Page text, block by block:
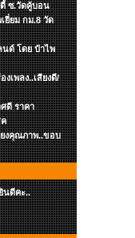
ซ.วัดคู้บอน
ยี่ยม กม.8 วัด
ด์ โดย ป๋าไพ
งเพลง..เสียงดี/
ดี ราคา
ค
ยงคุณภาพ..ขอบ
นดีคะ..